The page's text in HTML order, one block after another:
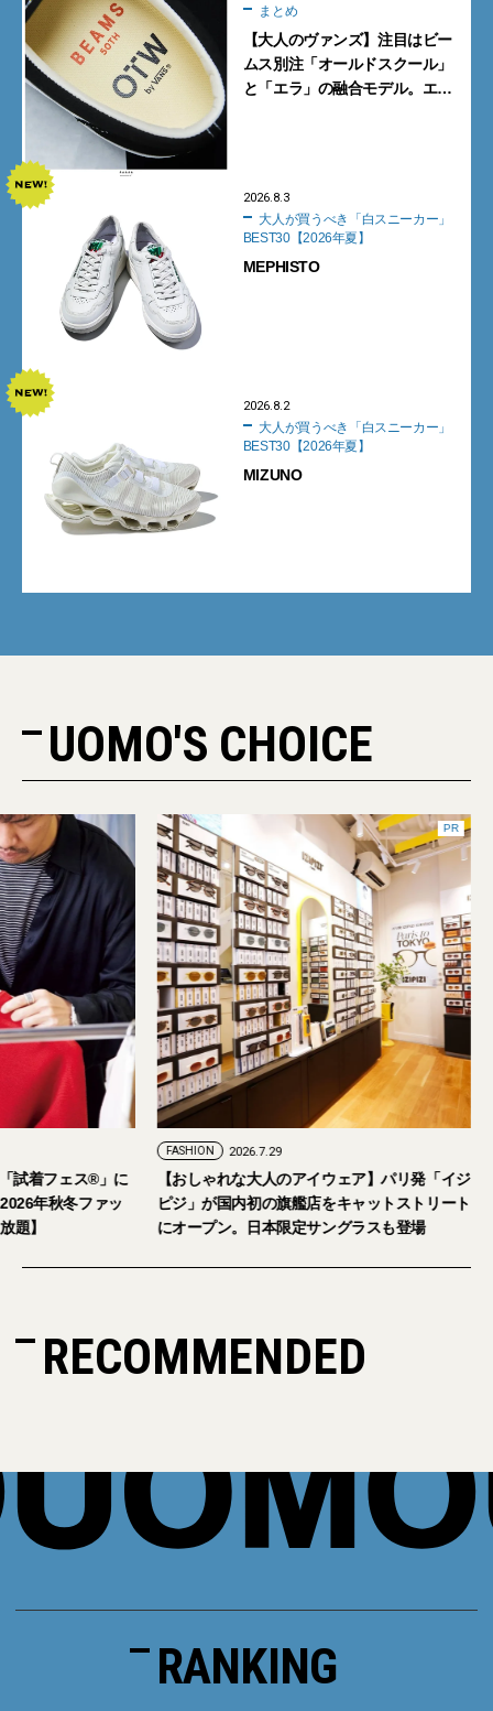
まとめ
【大人のヴァンズ】注目はビー
ムス別注「オールドスクール」
と「エラ」の融合モデル。エ
2026.8.3
BEST30【2026年夏】
MEPHISTO
2026.8.2
BEST30【2026年夏】
MIZUNO
UOMO'S CHOICE
2026年9月5日・6日開催。「試着フェス®︎」に
読者の皆さまをご招待。【2026年秋冬ファッ
ション＆美容アイテム試し放題】
【おしゃれな大人
ピジ」が国内初の
にオープン。日本
RECOMMENDED
RANKING